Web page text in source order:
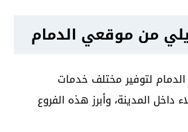
من موقعي الدمام
لتوفير مختلف خدمات
داخل المدينة، وأبرز هذه الفروع